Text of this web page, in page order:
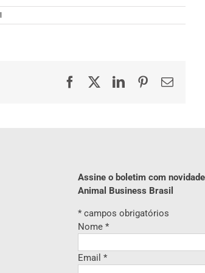
FacebookLinkedInPinterest
E-
Assine o boletim com
Animal Business Brasil
* campos obrigatórios
Nome *
Email *